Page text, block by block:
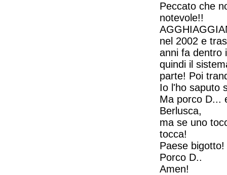
Peccato che
notevole!!
nel 2002 e
anni fa dentro
quindi il
parte! Poi
Io l'ho saputo
Ma porco D...
Berlusca,
ma se uno
tocca!
Paese bigotto!
Porco D..
Amen!